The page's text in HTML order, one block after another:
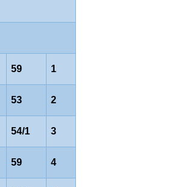
59 1
53 2
54/1 3
59 4